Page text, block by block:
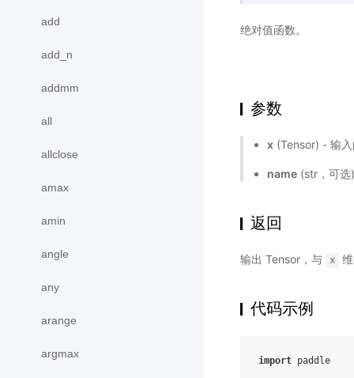
add
add_n
addmm
all
allclose
amax
amin
angle
any
arange
argmax
绝对值函数。
参数
x (Tensor) - 输
name (str，可
返回
输出 Tensor，与 x
代码示例
import paddle